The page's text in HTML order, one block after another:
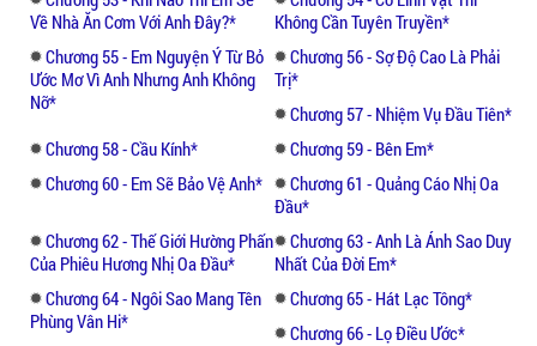
Đến lúc này, Phùng Vân Hi mới cảm thấy
người mà cô có thể tin cậy được chỉ có Thẩm
Tử Mặc.
Tuy rằng anh rất ít nói lại lạnh lùng nhưng
anh đối xử với cô rất tốt. Chỉ cần là thứ cô
muốn thì anh đều cho cô.
Nếu có kiếp sau, cô nhất định sẽ ngoan
ngoãn ở bên cạnh Thẩm Tử Mặc, tuyệt đối
sẽ không rời khỏi anh.
Về Nhà Ăn Cơm Với Anh Đây?*
Không Cần Tuyên Truyền*
Chương 55 - Em Nguyện Ý Từ Bỏ
Ước Mơ Vì Anh Nhưng Anh Không
Nỡ*
Chương 56 - Sợ Độ Cao Là Phải
Trị*
Chương 57 - Nhiệm Vụ Đầu Tiên*
Chương 58 - Cầu Kính*
Chương 59 - Bên Em*
Chương 60 - Em Sẽ Bảo Vệ Anh*
Chương 61 - Quảng Cáo Nhị Oa
Đầu*
Chương 62 - Thế Giới Hường Phấn
Của Phiêu Hương Nhị Oa Đầu*
Chương 63 - Anh Là Ánh Sao Duy
Nhất Của Đời Em*
Chương 64 - Ngôi Sao Mang Tên
Phùng Vân Hi*
Chương 65 - Hát Lạc Tông*
Chương 66 - Lọ Điều Ước*